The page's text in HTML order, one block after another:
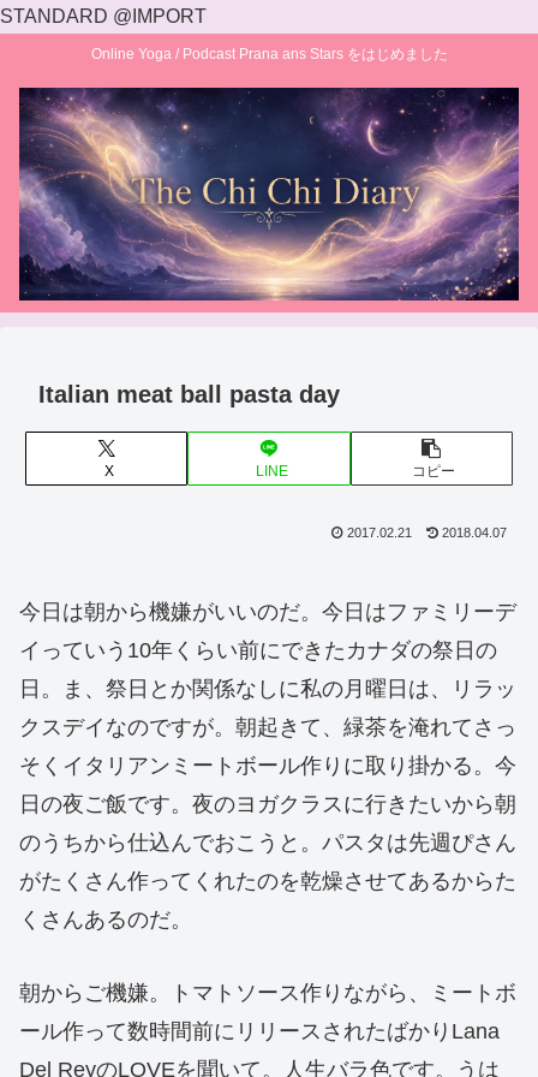
STANDARD @IMPORT
Online Yoga / Podcast Prana ans Stars をはじめました
Italian meat ball pasta day
X LINE コピー
2017.02.21 2018.04.07
今日は朝から機嫌がいいのだ。今日はファミリーデ
イっていう10年くらい前にできたカナダの祭日の
日。ま、祭日とか関係なしに私の月曜日は、リラッ
クスデイなのですが。朝起きて、緑茶を淹れてさっ
そくイタリアンミートボール作りに取り掛かる。今
日の夜ご飯です。夜のヨガクラスに行きたいから朝
のうちから仕込んでおこうと。パスタは先週ぴさん
がたくさん作ってくれたのを乾燥させてあるからた
くさんあるのだ。
朝からご機嫌。トマトソース作りながら、ミートボ
ール作って数時間前にリリースされたばかりLana
Del ReyのLOVEを聞いて。人生バラ色です。うは